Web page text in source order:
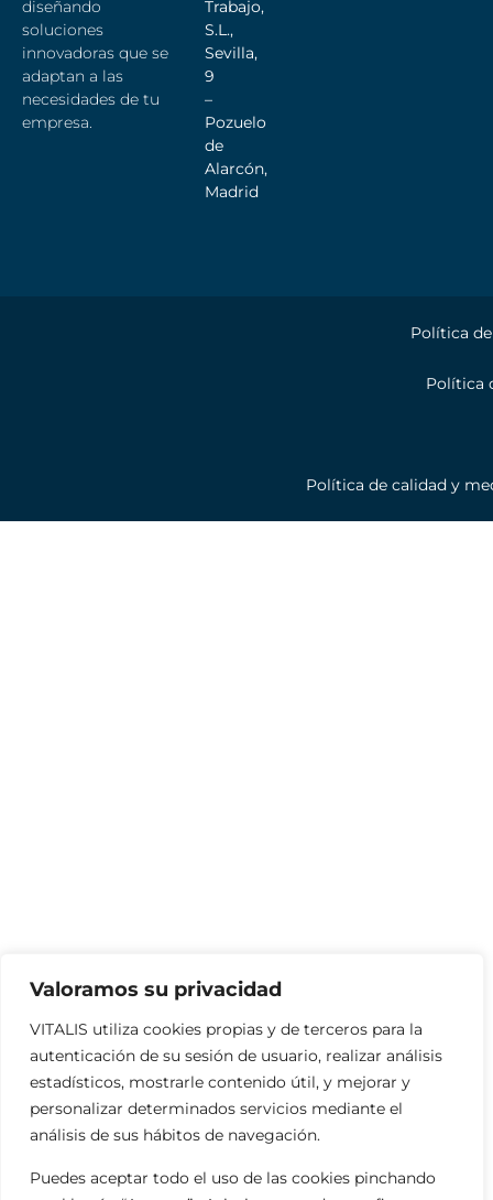
Valoramos su privacidad
VITALIS utiliza cookies propias y de terceros para la
autenticación de su sesión de usuario, realizar análisis
estadísticos, mostrarle contenido útil, y mejorar y
personalizar determinados servicios mediante el
análisis de sus hábitos de navegación.
Puedes aceptar todo el uso de las cookies pinchando
diseñando
soluciones
innovadoras que se
adaptan a las
necesidades de tu
empresa.
Trabajo,
S.L.,
Sevilla,
9
–
Pozuelo
de
Alarcón,
Madrid
Política
Política
Política de calidad y